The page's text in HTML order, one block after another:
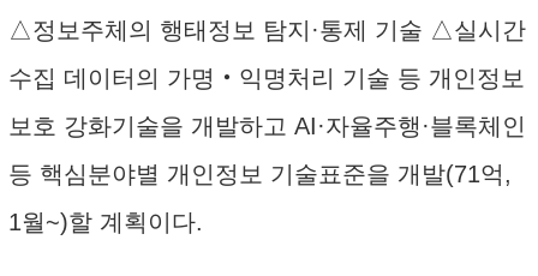
△정보주체의 행태정보 탐지·통제 기술 △실시간
수집 데이터의 가명‧익명처리 기술 등 개인정보
보호 강화기술을 개발하고 AI·자율주행·블록체인
등 핵심분야별 개인정보 기술표준을 개발(71억,
1월~)할 계획이다.